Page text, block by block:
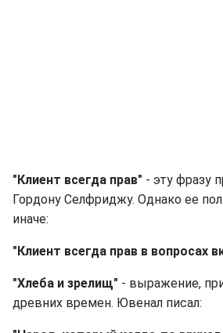
"Клиент всегда прав" - эту фразу
Гордону Селфриджу. Однако ее
иначе:
"Клиент всегда прав в вопросах
"Хлеба и зрелищ" - выражение,
древних времен. Ювенал писал: